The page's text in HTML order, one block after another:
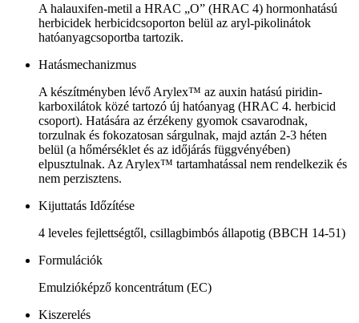
A halauxifen-metil a HRAC „O” (HRAC 4) hormonhatású
herbicidek herbicidcsoporton belül az aryl-pikolinátok
hatóanyagcsoportba tartozik.
Hatásmechanizmus
A készítményben lévő Arylex™ az auxin hatású piridin-
karboxilátok közé tartozó új hatóanyag (HRAC 4. herbicid
csoport). Hatására az érzékeny gyomok csavarodnak,
torzulnak és fokozatosan sárgulnak, majd aztán 2-3 héten
belül (a hőmérséklet és az időjárás függvényében)
elpusztulnak. Az Arylex™ tartamhatással nem rendelkezik és
nem perzisztens.
Kijuttatás Időzítése
4 leveles fejlettségtől, csillagbimbós állapotig (BBCH 14-51)
Formulációk
Emulzióképző koncentrátum (EC)
Kiszerelés